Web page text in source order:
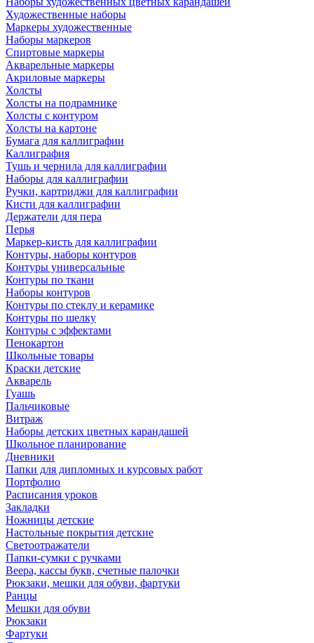
Художественные наборы
Маркеры художественные
Наборы маркеров
Спиртовые маркеры
Акварельные маркеры
Акриловые маркеры
Холсты
Холсты на подрамнике
Холсты с контуром
Холсты на картоне
Бумага для каллиграфии
Каллиграфия
Тушь и чернила для каллиграфии
Наборы для каллиграфии
Ручки, картриджи для каллиграфии
Кисти для каллиграфии
Держатели для пера
Перья
Маркер-кисть для каллиграфии
Контуры, наборы контуров
Контуры универсальные
Контуры по ткани
Наборы контуров
Контуры по стеклу и керамике
Контуры по шелку
Контуры с эффектами
Пенокартон
Школьные товары
Краски детские
Акварель
Гуашь
Пальчиковые
Витраж
Наборы детских цветных карандашей
Школьное планирование
Дневники
Папки для дипломных и курсовых работ
Портфолио
Расписания уроков
Закладки
Ножницы детские
Настольные покрытия детские
Светоотражатели
Папки-сумки с ручками
Веера, кассы букв, счетные палочки
Рюкзаки, мешки для обуви, фартуки
Ранцы
Мешки для обуви
Рюкзаки
Фартуки